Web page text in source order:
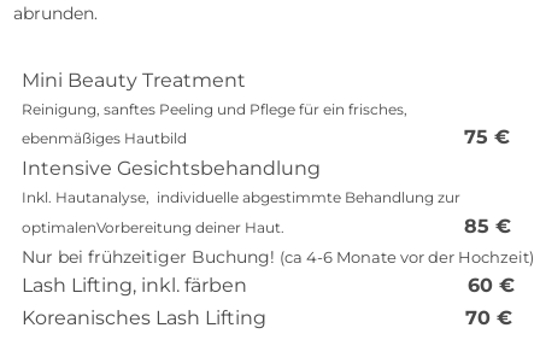
abrunden.
Mini Beauty Treatment
Reinigung, sanftes Peeling und Pflege für ein frisches,
ebenmäßiges Hautbild
75 €
Intensive Gesichtsbehandlung
Inkl. Hautanalyse,  individuelle abgestimmte Behandlung zur
optimalenVorbereitung deiner Haut.
85 €
Nur bei frühzeitiger Buchung! (ca 4-6 Monate vor der Hochzeit)
Lash Lifting, inkl. färben
      60 €
Koreanisches Lash Lifting
70 €